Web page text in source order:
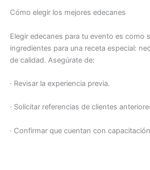
Cómo elegir los mejores edecanes
Elegir edecanes para tu evento es como
ingredientes para una receta especial:
de calidad. Asegúrate de:
· Revisar la experiencia previa.
· Solicitar referencias de clientes
· Confirmar que cuentan con